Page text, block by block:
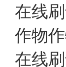
在线
作物
在线